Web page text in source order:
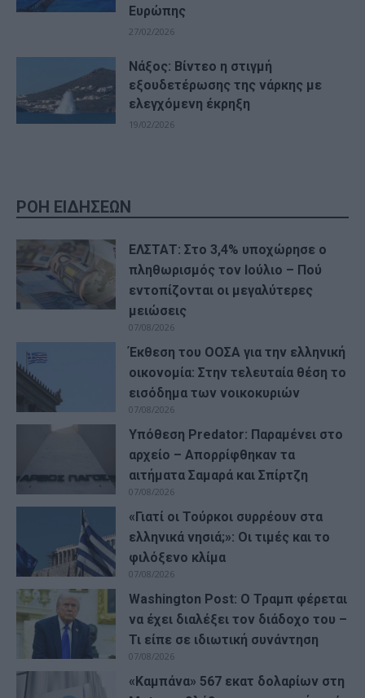
Ευρώπης
27/02/2026
Νάξος: Βίντεο η στιγμή
εξουδετέρωσης της νάρκης με
ελεγχόμενη έκρηξη
19/02/2026
ΡΟΗ ΕΙΔΗΣΕΩΝ
ΕΛΣΤΑΤ: Στο 3,4% υποχώρησε ο
πληθωρισμός τον Ιούλιο – Πού
εντοπίζονται οι μεγαλύτερες
μειώσεις
07/08/2026
Έκθεση του ΟΟΣΑ για την ελληνική
οικονομία: Στην τελευταία θέση το
εισόδημα των νοικοκυριών
07/08/2026
Υπόθεση Predator: Παραμένει στο
αρχείο – Απορρίφθηκαν τα
αιτήματα Σαμαρά και Σπίρτζη
07/08/2026
«Γιατί οι Τούρκοι συρρέουν στα
ελληνικά νησιά;»: Οι τιμές και το
φιλόξενο κλίμα
07/08/2026
Washington Post: Ο Τραμπ φέρεται
να έχει διαλέξει τον διάδοχο του –
Τι είπε σε ιδιωτική συνάντηση
07/08/2026
«Καμπάνα» 567 εκατ δολαρίων στη